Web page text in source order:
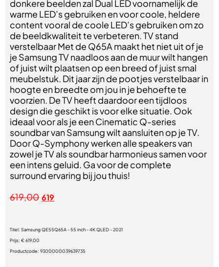
donkere beelden zal Dual LED voornamelijk de
warme LED’s gebruiken en voor coole, heldere
content vooral de coole LED’s gebruiken om zo
de beeldkwaliteit te verbeteren. TV stand
verstelbaar Met de Q65A maakt het niet uit of je
je Samsung TV naadloos aan de muur wilt hangen
of juist wilt plaatsen op een breed of juist smal
meubelstuk. Dit jaar zijn de pootjes verstelbaar in
hoogte en breedte om jou in je behoefte te
voorzien. De TV heeft daardoor een tijdloos
design die geschikt is voor elke situatie. Ook
ideaal voor als je een Cinematic Q-series
soundbar van Samsung wilt aansluiten op je TV.
Door Q-Symphony werken alle speakers van
zowel je TV als soundbar harmonieus samen voor
een intens geluid. Ga voor de complete
surround ervaring bij jou thuis!
619,00 619
Titel:Samsung QE55Q65A - 55 inch - 4K QLED - 2021
Prijs:€ 619,00
Productcode:9300000039639735